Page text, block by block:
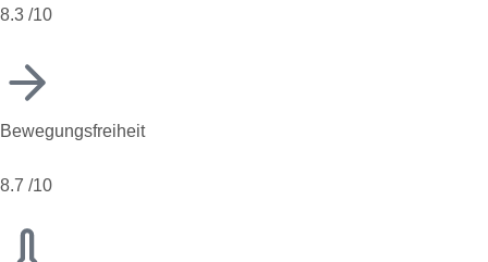
8.3 /10
Bewegungsfreiheit
8.7 /10